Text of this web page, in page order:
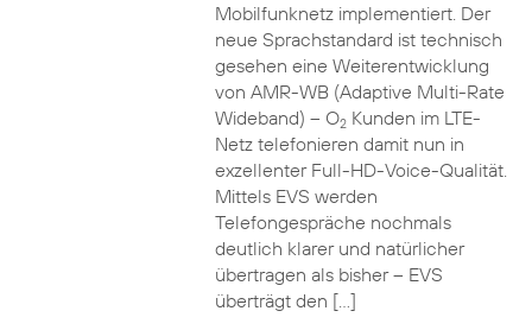
Mobilfunknetz implementiert. Der
neue Sprachstandard ist technisch
gesehen eine Weiterentwicklung
von AMR-WB (Adaptive Multi-Rate
Wideband) – O2Kunden im LTE-
Netz telefonieren damit nun in
exzellenter Full-HD-Voice-Qualität.
Mittels EVS werden
Telefongespräche nochmals
deutlich klarer und natürlicher
übertragen als bisher – EVS
überträgt den […]